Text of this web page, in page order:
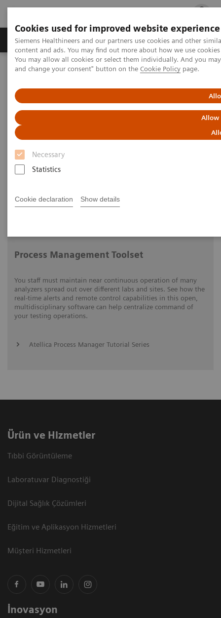
Cookies used for improved website experience
Siemens Healthineers and our partners use cookies and other
content and ads. You may find out more about how we use
You may allow all cookies or select them individually. And you
and change your consent" button on the Cookie Policy page.
Allow
Necessary
Statistics
Cookie declaration Show details
Ürün ve Hizmetler Öne Çıkanlar Sağlık
Siemens Healthineers Türkiye
Atellica Diagnostics IT
Atellica Process Manager
Atellica Process Manager Tutorial Series
Process Management Toolset (10:47)
Process Management Toolset
Siemens Healthineers 2021-09-24
Process Management Toolset
You staff must maintain near continuous operation of many
analyzers spread out over different labs and sites. See how the
real-time alerts and remote control capabilities in this open,
multidisciplinary software can help centralize command of
your testing operations.
Atellica Process Manager Tutorial Series
Ürün ve Hizmetler
Tıbbi Görüntüleme
Laboratuvar Diagnostiği
Dijital Sağlık Çözümleri
Eğitim ve Aplikasyon Hizmetleri
Müşteri Hizmetleri
İnovasyon